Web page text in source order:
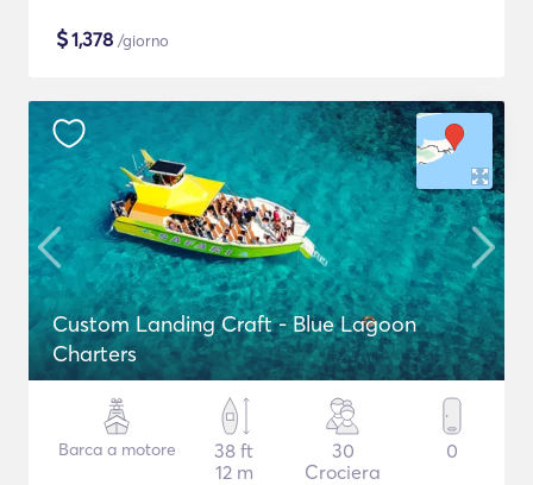
$1,378 /giorno
Custom Landing Craft - Blue Lagoon
Charters
Barca a motore
38 ft
12 m
30
Crociera
0